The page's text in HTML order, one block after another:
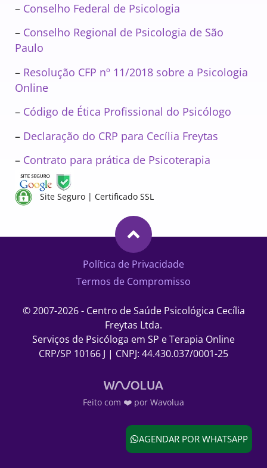
– Conselho Federal de Psicologia
– Conselho Regional de Psicologia de São
Paulo
– Resolução CFP nº 11/2018 sobre a Psicologia
Online
– Código de Ética Profissional do Psicólogo
– Declaração do CRP para Cecília Freytas
– Contrato para prática de Psicoterapia
Site Seguro | Certificado SSL
Política de Privacidade
Termos de Compromisso
© 2007-2026 - Centro de Saúde Psicológica Cecília
Freytas Ltda.
Serviços de Psicóloga em SP e Terapia Online
CRP/SP 10166 J | CNPJ: 44.430.037/0001-25
Feito com ❤️ por Wavolua
AGENDAR POR WHATSAPP